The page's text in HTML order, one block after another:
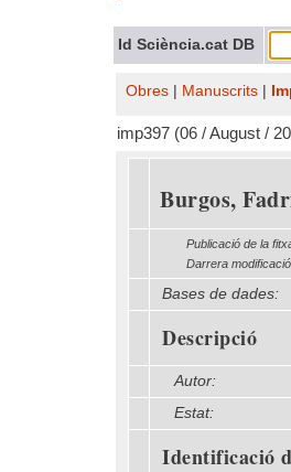
Id Sciència.cat DB
Obres Manuscrits
imp397 (06 / August /
Burgos,
Publicació de la
Darrera
Bases de dades:
Descripció
Autor:
Estat:
Identificació